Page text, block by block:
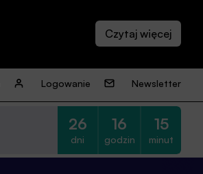
Logowanie Newsletter
26
dni
16
godzin
15
minut